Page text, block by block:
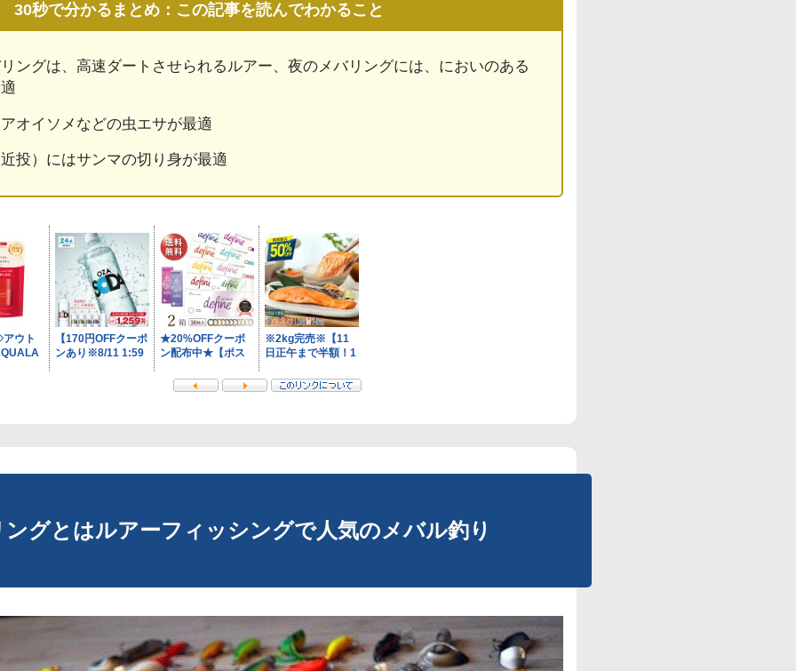
30秒で分かるまとめ：この記事を読んでわかること
ングは、高速ダートさせられるルアー、夜のメバリングには、においのある
オイソメなどの虫エサが最適
投）にはサンマの切り身が最適
グとはルアーフィッシングで人気のメバル釣り